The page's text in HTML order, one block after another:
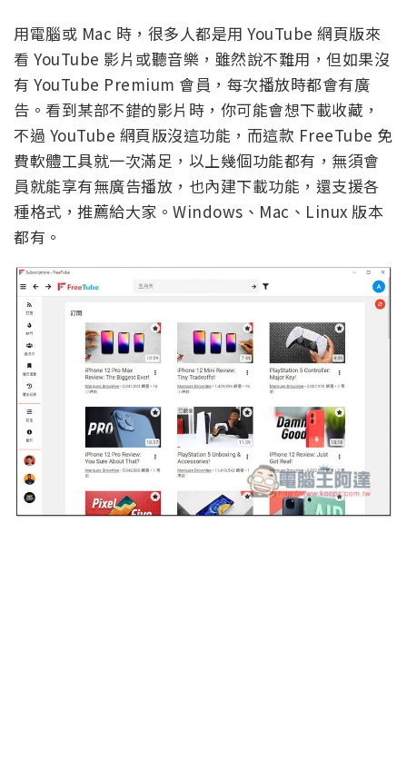
用電腦或 Mac 時，很多人都是用 YouTube 網頁版來
看 YouTube 影片或聽音樂，雖然說不難用，但如果沒
有 YouTube Premium 會員，每次播放時都會有廣
告。看到某部不錯的影片時，你可能會想下載收藏，
不過 YouTube 網頁版沒這功能，而這款 FreeTube 免
費軟體工具就一次滿足，以上幾個功能都有，無須會
員就能享有無廣告播放，也內建下載功能，還支援各
種格式，推薦給大家。Windows、Mac、Linux 版本
都有。